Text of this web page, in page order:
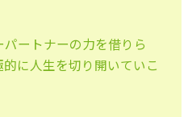
ートナーの力を借りら
に人生を切り開いていこ